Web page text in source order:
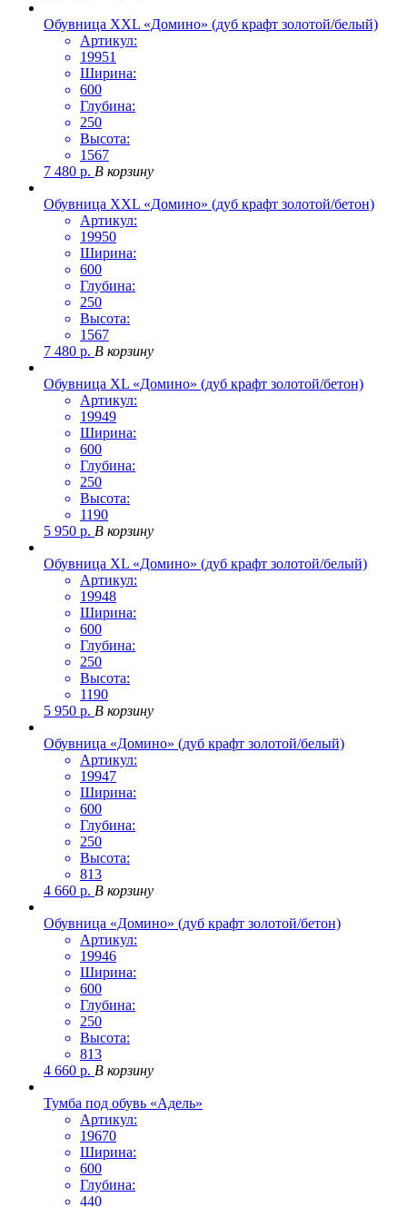
Обувница ХХL «Домино» (дуб крафт золотой/белый)
Артикул:
19951
Ширина:
600
Глубина:
250
Высота:
1567
7 480 р. В корзину
Обувница ХХL «Домино» (дуб крафт золотой/бетон)
Артикул:
19950
Ширина:
600
Глубина:
250
Высота:
1567
7 480 р. В корзину
Обувница XL «Домино» (дуб крафт золотой/бетон)
Артикул:
19949
Ширина:
600
Глубина:
250
Высота:
1190
5 950 р. В корзину
Обувница XL «Домино» (дуб крафт золотой/белый)
Артикул:
19948
Ширина:
600
Глубина:
250
Высота:
1190
5 950 р. В корзину
Обувница «Домино» (дуб крафт золотой/белый)
Артикул:
19947
Ширина:
600
Глубина:
250
Высота:
813
4 660 р. В корзину
Обувница «Домино» (дуб крафт золотой/бетон)
Артикул:
19946
Ширина:
600
Глубина:
250
Высота:
813
4 660 р. В корзину
Тумба под обувь «Адель»
Артикул:
19670
Ширина:
600
Глубина:
440